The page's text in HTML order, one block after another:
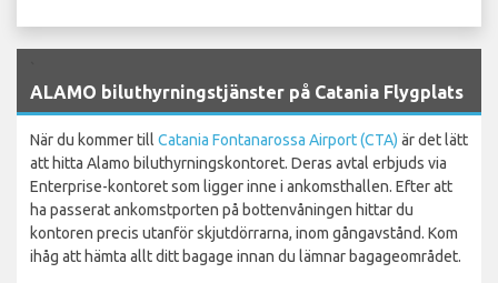
ALAMO biluthyrningstjänster på Catania Flygplats
När du kommer till Catania Fontanarossa Airport (CTA) är det lätt
att hitta Alamo biluthyrningskontoret. Deras avtal erbjuds via
Enterprise-kontoret som ligger inne i ankomsthallen. Efter att
ha passerat ankomstporten på bottenvåningen hittar du
kontoren precis utanför skjutdörrarna, inom gångavstånd. Kom
ihåg att hämta allt ditt bagage innan du lämnar bagageområdet.